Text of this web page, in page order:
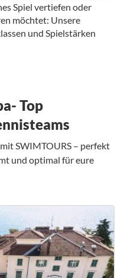
Spiel vertiefen oder
möchtet: Unsere
und Spielstärken
Top
SWIMTOURS – perfekt
und optimal für eure